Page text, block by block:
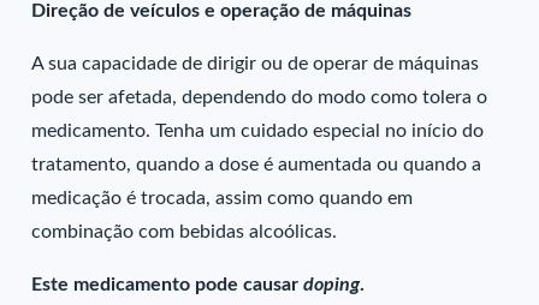
Direção de veículos e operação de máquinas
A sua capacidade de dirigir ou de operar de máquinas
pode ser afetada, dependendo do modo como tolera o
medicamento. Tenha um cuidado especial no início do
tratamento, quando a dose é aumentada ou quando a
medicação é trocada, assim como quando em
combinação com bebidas alcoólicas.
Este medicamento pode causardoping.